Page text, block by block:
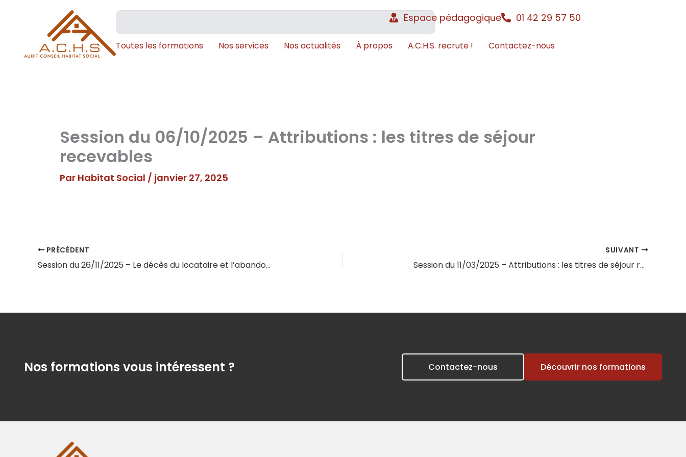
Rechercher Espace pédagogique 01 42 29 57 50
Toutes les formations Nos services Nos actualités À propos A.C.H.S. recrute ! Contactez-nous
Session du 06/10/2025 – Attributions : les titres de séjour
recevables
Par Habitat Social / janvier 27, 2025
PRÉCÉDENT
Session du 26/11/2025 – Le décès du locataire et l’abandon du logement
SUIVANT
Session du 11/03/2025 – Attributions : les titres de séjour recevables
Nos formations vous intéressent ? Contactez-nous Découvrir nos formations